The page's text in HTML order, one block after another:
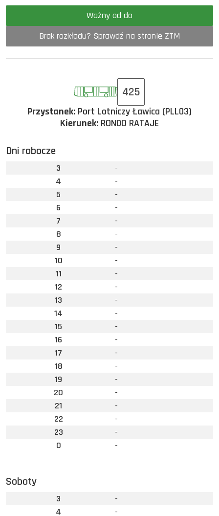
Ważny od do
Brak rozkładu? Sprawdź na stronie ZTM
425
Przystanek: Port Lotniczy Ławica (PLL03)
Kierunek: RONDO RATAJE
Dni robocze
3
-
4
-
5
-
6
-
7
-
8
-
9
-
10
-
11
-
12
-
13
-
14
-
15
-
16
-
17
-
18
-
19
-
20
-
21
-
22
-
23
-
0
-
Soboty
3
-
4
-